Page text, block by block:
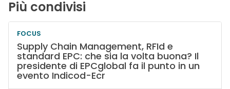
Più condivisi
FOCUS
Supply Chain Management, RFId e
standard EPC: che sia la volta buona? Il
presidente di EPCglobal fa il punto in un
evento Indicod-Ecr